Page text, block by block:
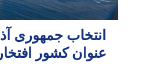
انتخاب جمهوری
عنوان کشور